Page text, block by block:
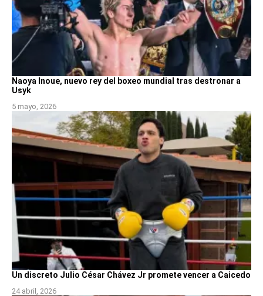
Naoya Inoue, nuevo rey del boxeo mundial tras destronar a
Usyk
5 mayo, 2026
Un discreto Julio César Chávez Jr promete vencer a Caicedo
24 abril, 2026